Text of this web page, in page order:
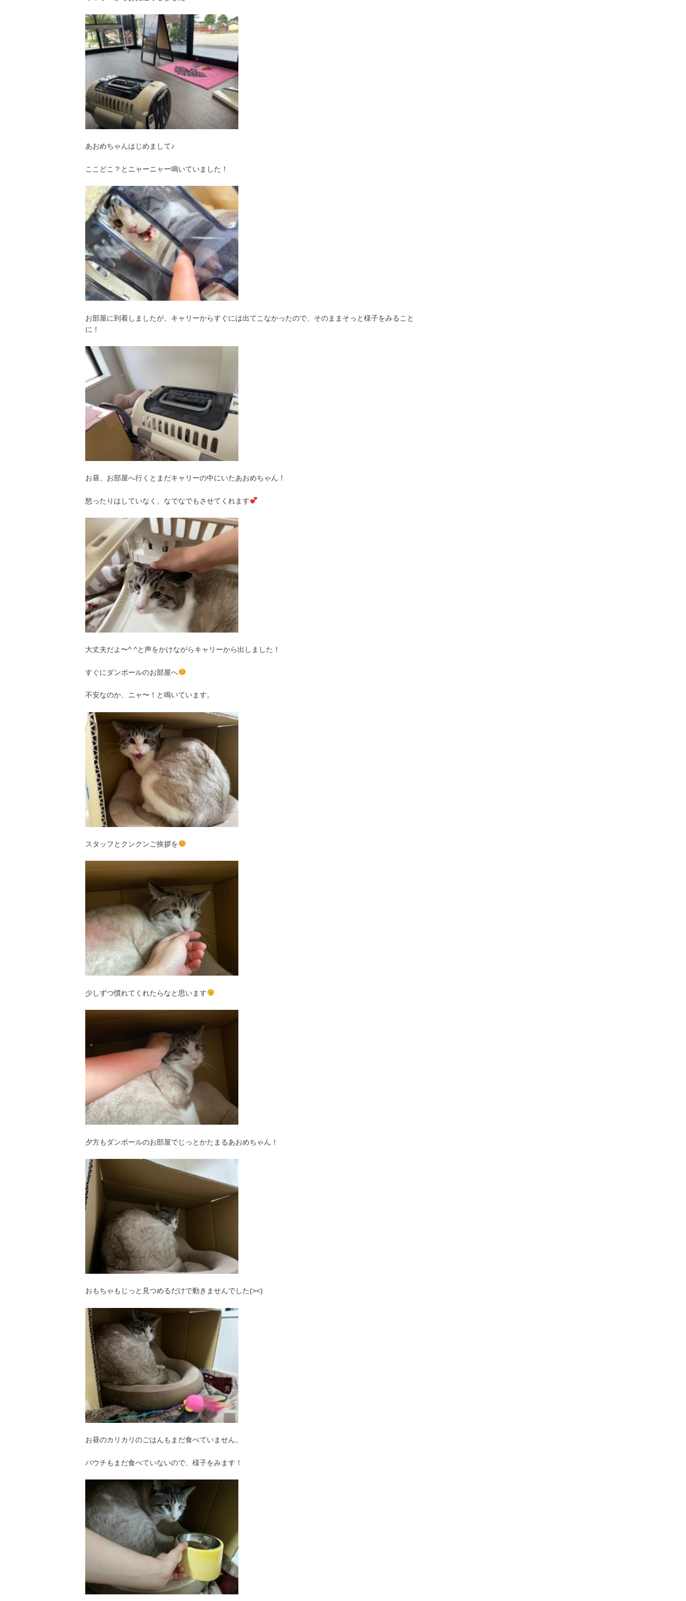
あおめちゃんはじめまして♪
ここどこ？とニャーニャー鳴いていました！
お部屋に到着しましたが、キャリーからすぐには出てこなかったので、そのままそっと様子をみること
に！
お昼、お部屋へ行くとまだキャリーの中にいたあおめちゃん！
怒ったりはしていなく、なでなでもさせてくれます
大丈夫だよ〜^ ^と声をかけながらキャリーから出しました！
すぐにダンボールのお部屋へ
不安なのか、ニャ〜！と鳴いています。
スタッフとクンクンご挨拶を
少しずつ慣れてくれたらなと思います
夕方もダンボールのお部屋でじっとかたまるあおめちゃん！
おもちゃもじっと見つめるだけで動きませんでした(><)
お昼のカリカリのごはんもまだ食べていません。
パウチもまだ食べていないので、様子をみます！